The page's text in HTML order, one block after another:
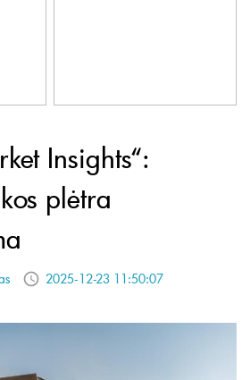
Insights“:
plėtra
2025-12-23 11:50:07